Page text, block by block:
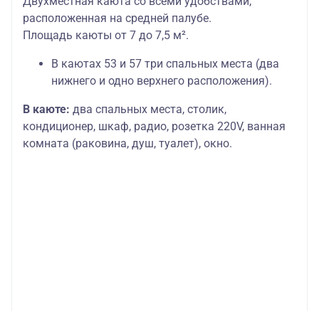
расположенная на средней палубе.
Площадь каюты от 7 до 7,5 м².
В каютах 53 и 57 три спальных места (два
нижнего и одно верхнего расположения).
В каюте: два спальных места, столик,
кондиционер, шкаф, радио, розетка 220V, ванная
комната (раковина, душ, туалет), окно.